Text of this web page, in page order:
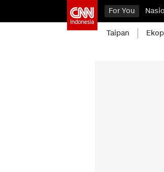
For You
Taipan